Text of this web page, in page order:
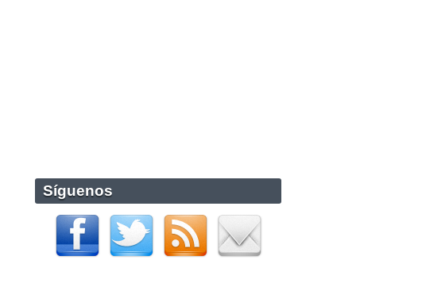
Síguenos